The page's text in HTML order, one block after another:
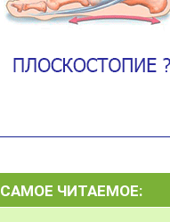
САМОЕ ЧИТАЕМОЕ: